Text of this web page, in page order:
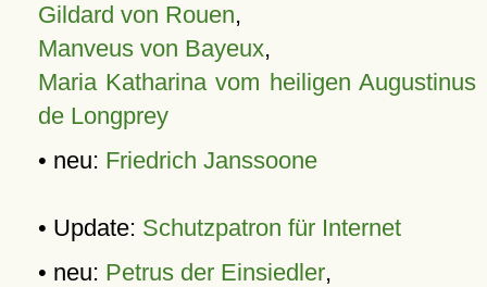
Gildard von Rouen,
Manveus von Bayeux,
Maria Katharina vom heiligen Augustinus
de Longprey
• neu: Friedrich Janssoone
• Update: Schutzpatron für Internet
• neu: Petrus der Einsiedler,